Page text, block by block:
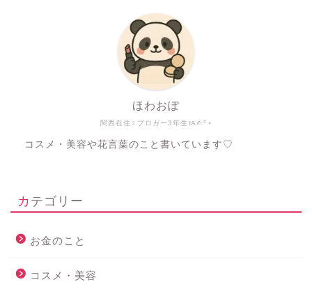
関西在住♀ブロガー3年生ᝰ✍︎꙳⋆
ほわおぽ
コスメ・美容や花言葉のこと書いています♡
カテゴリー
お金のこと
コスメ・美容